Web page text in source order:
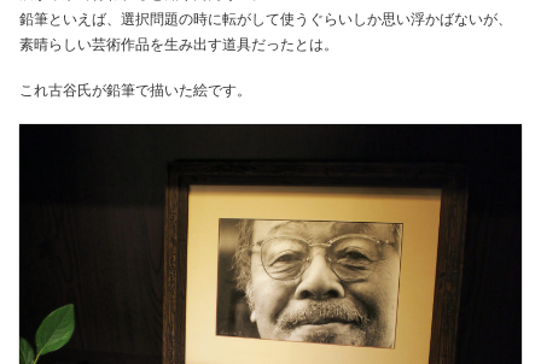
鉛筆といえば、選択問題の時に転がして使うぐらいしか思い浮かばないが、
素晴らしい芸術作品を生み出す道具だったとは。
これ古谷氏が鉛筆で描いた絵です。